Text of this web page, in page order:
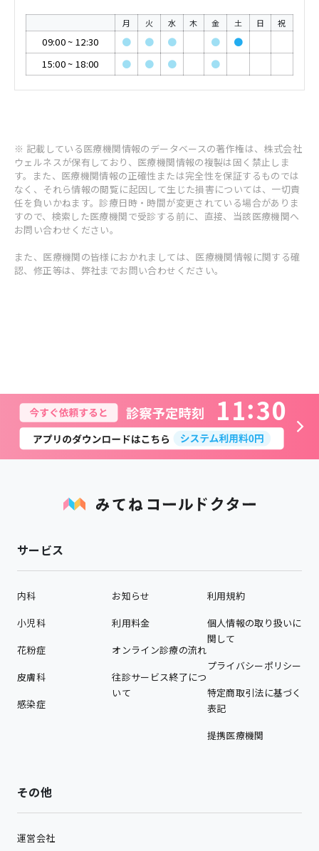
月 火 水 木 金 土 日 祝
09:00~ 12:30 ● ● ● ●
●
15:00~ 18:00 ● ● ● ●
※ 記載している医療機関情報のデータベースの著作権は、株式会社
ウェルネスが保有しており、医療機関情報の複製は固く禁止しま
す。また、医療機関情報の正確性または完全性を保証するものでは
なく、それら情報の閲覧に起因して生じた損害については、一切責
任を負いかねます。診療日時・時間が変更されている場合がありま
すので、検索した医療機関で受診する前に、直接、当該医療機関へ
お問い合わせください。
また、医療機関の皆様におかれましては、医療機関情報に関する確
認、修正等は、弊社までお問い合わせください。
11 30
サービス
内科
小児科
花粉症
皮膚科
感染症
お知らせ
利用料金
オンライン診療の流れ
往診サービス終了につ
いて
利用規約
個人情報の取り扱いに
関して
プライバシーポリシー
特定商取引法に基づく
表記
提携医療機関
その他
運営会社